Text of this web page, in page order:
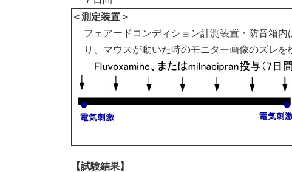
＜測定装置＞
フェアードコンディション計測装置・防音箱
り、マウスが動いた時のモニター画像のズレを
【試験結果】